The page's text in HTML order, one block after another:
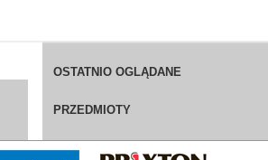
OSTATNIO OGLĄDANE
PRZEDMIOTY